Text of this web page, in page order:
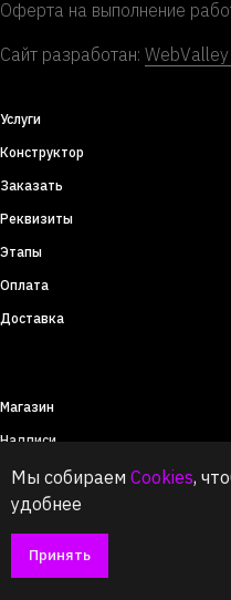
Оферта на выполнение рабо
Сайт разработан:
Услуги
Конструктор
Заказать
Реквизиты
Этапы
Оплата
Доставка
Магазин
Надписи
Фигуры
Логотипы
Светильники
Мы собираем Cookies,
удобнее
Принять